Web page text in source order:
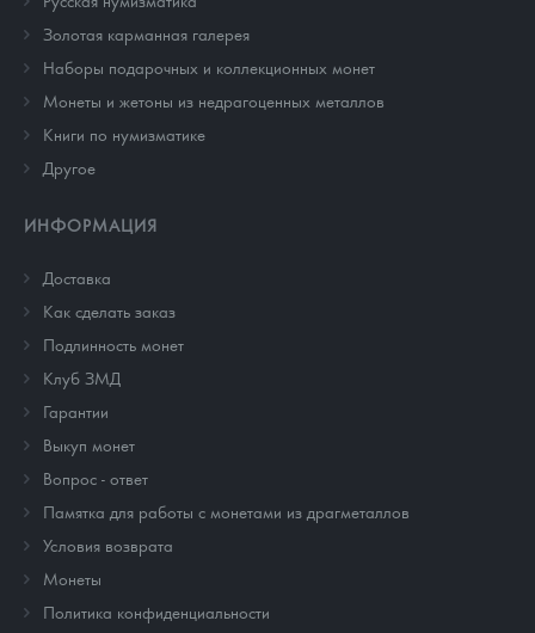
Золотая карманная галерея
Наборы подарочных и коллекционных монет
Монеты и жетоны из недрагоценных металлов
Книги по нумизматике
Другое
ИНФОРМАЦИЯ
Доставка
Как сделать заказ
Подлинность монет
Клуб ЗМД
Гарантии
Выкуп монет
Вопрос - ответ
Памятка для работы с монетами из драгметаллов
Условия возврата
Монеты
Политика конфиденциальности